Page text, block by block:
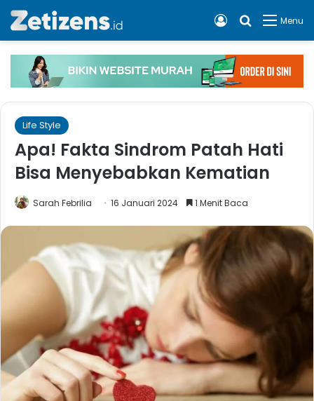
Menu
Cari apa,
Log In
Life Style
Apa! Fakta Sindrom Patah Hati
Bisa Menyebabkan Kematian
Sarah Febrilia 16 Januari 2024 1 Menit Baca